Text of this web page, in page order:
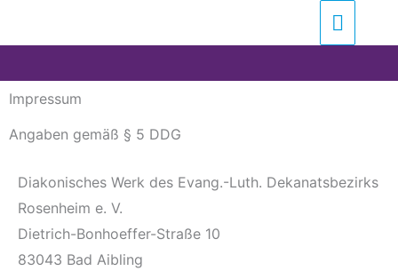
Impressum
Angaben gemäß § 5 DDG
Diakonisches Werk des Evang.-Luth. Dekanatsbezirks
Rosenheim e. V.
Dietrich-Bonhoeffer-Straße 10
83043 Bad Aibling